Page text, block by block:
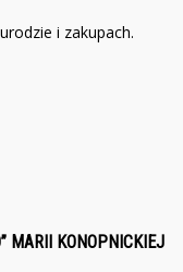
i zakupach.
MARII KONOPNICKIEJ